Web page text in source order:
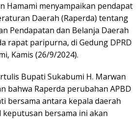
Hamami menyampaikan pendapat
Daerah (Raperda) tentang
Pendapatan dan Belanja Daerah
rapat paripurna, di Gedung DPRD
Kamis (26/9/2024).
Bupati Sukabumi H. Marwan
bahwa Raperda perubahan APBD
bersama antara kepala daerah
keputusan bersama ini akan